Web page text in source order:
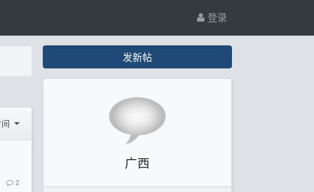
登录
2
发新帖
广西